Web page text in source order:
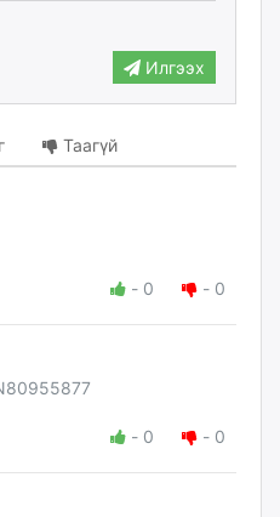
Илгээх
Таагүй
- 0 - 0
- 0 - 0